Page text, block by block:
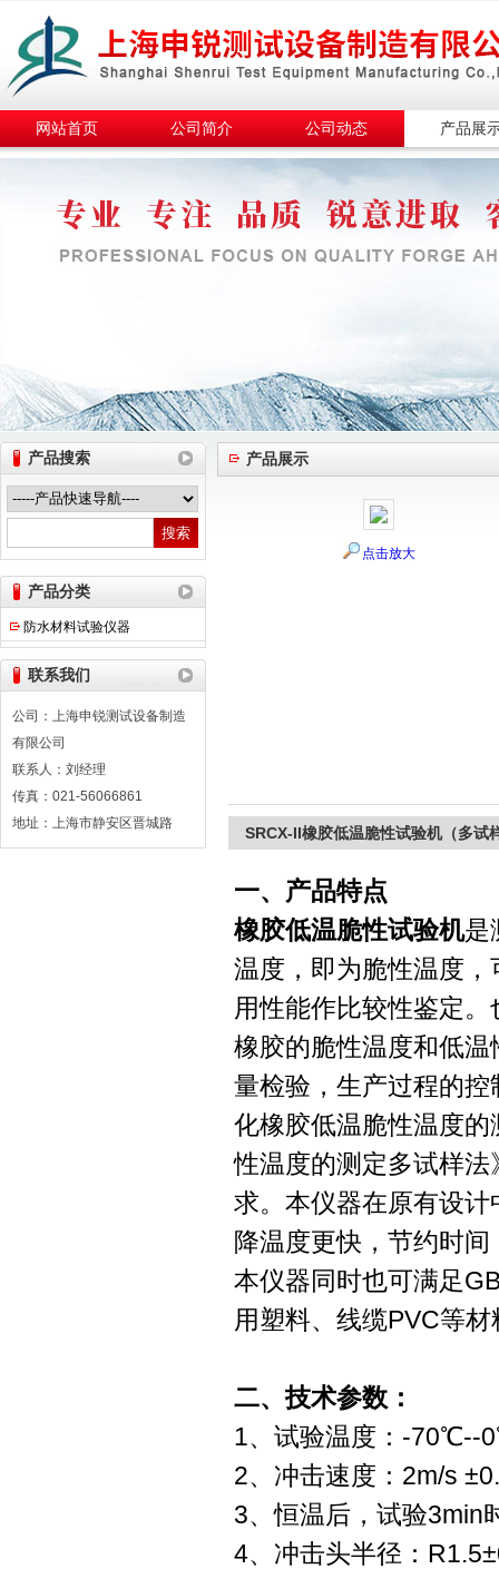
上海申锐测试设备制造有限公司
网站首页 公司简介 公司动态 产品展
产品搜索
产品分类
防水材料试验仪器
联系我们
公司：上海申锐测试设备制造
有限公司
联系人：刘经理
传真：021-56066861
地址：上海市静安区晋城路
产品展示
点击放大
SRCX-II橡胶低温脆性试验机（多试
一、产品特点
橡胶低温脆性试验机是
温度，即为脆性温度
用性能作比较性鉴定
橡胶的脆性温度和低
量检验，生产过程的
化橡胶低温脆性温度
性温度的测定多试样
求。本仪器在原有设
降温度更快，节约时
本仪器同时也可满足
用塑料、线缆PVC等
二、技术参数：
1、试验温度：-70℃--
2、冲击速度：2m/s
3、恒温后，试验
4、冲击头半径：